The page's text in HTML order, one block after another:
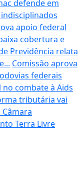
defende em
apoio federal
cobertura e
Previdência relata
Comissão aprova
federais
combate à Aids
tributária vai
Câmara
Terra Livre